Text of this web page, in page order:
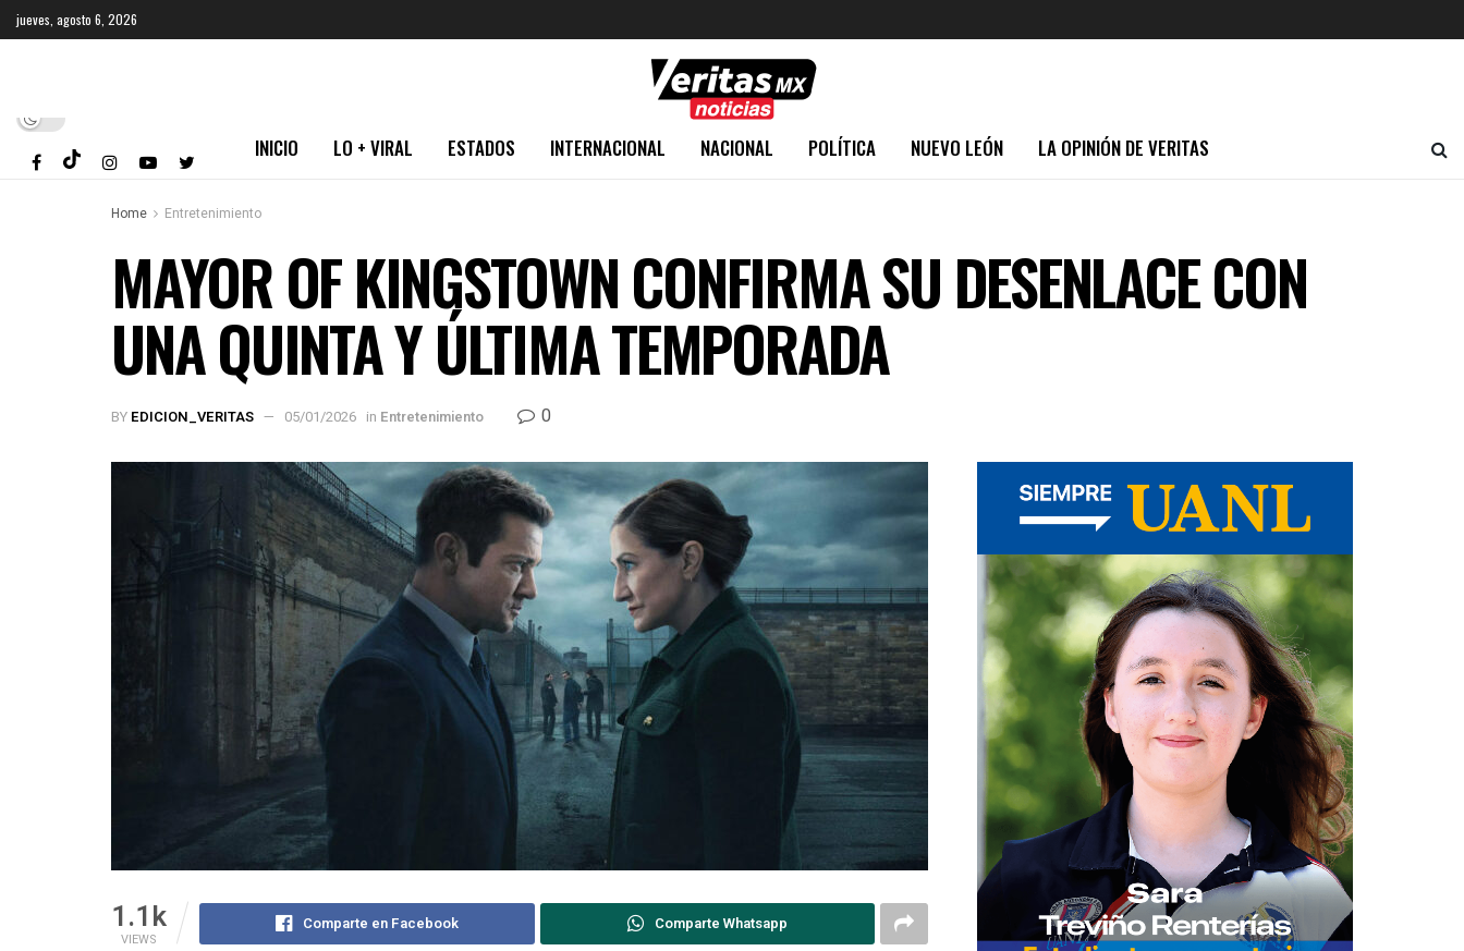
jueves, agosto 6, 2026
INICIO LO + VIRAL ESTADOS INTERNACIONAL NACIONAL POLÍTICA NUEVO LEÓN LA OPINIÓN DE VERITAS
Home Entretenimiento
MAYOR OF KINGSTOWN CONFIRMA SU DESENLACE CON
UNA QUINTA Y ÚLTIMA TEMPORADA
BY EDICION_VERITAS 05/01/2026 in Entretenimiento 0
1.1k
VIEWS
Comparte en Facebook Comparte Whatsapp